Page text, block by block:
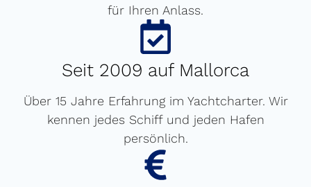
für Ihren Anlass.
Seit 2009 auf Mallorca
Über 15 Jahre Erfahrung im Yachtcharter. Wir
kennen jedes Schiff und jeden Hafen
persönlich.